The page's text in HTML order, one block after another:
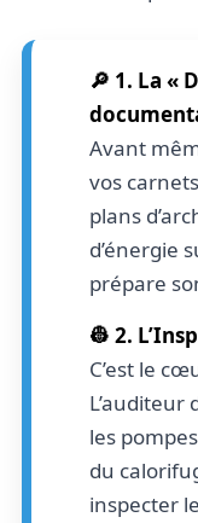
🔎 1. La «
Avant
vos
plans
d’énergie
prépare
👷 2.
C’est le
les
du
inspecter